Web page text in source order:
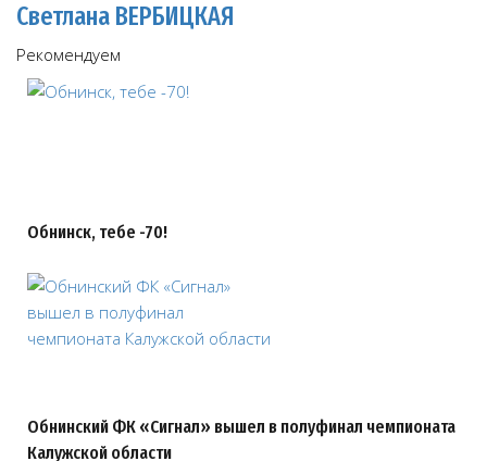
Светлана ВЕРБИЦКАЯ
Рекомендуем
Обнинск, тебе -70!
Обнинский ФК «Сигнал» вышел в полуфинал чемпионата
Калужской области